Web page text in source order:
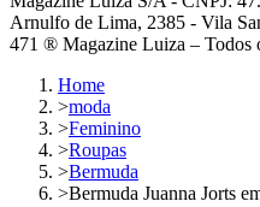
Arnulfo de Lima, 2385 - Vila
471 ® Magazine Luiza – Todos
Home
>moda
>Feminino
>Roupas
>Bermuda
>Bermuda Juanna Jorts